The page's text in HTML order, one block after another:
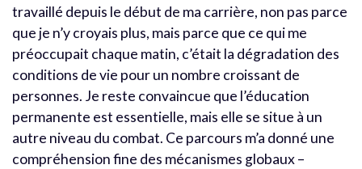
travaillé depuis le début de ma carrière, non pas parce
que je n’y croyais plus, mais parce que ce qui me
préoccupait chaque matin, c’était la dégradation des
conditions de vie pour un nombre croissant de
personnes. Je reste convaincue que l’éducation
permanente est essentielle, mais elle se situe à un
autre niveau du combat. Ce parcours m’a donné une
compréhension fine des mécanismes globaux –